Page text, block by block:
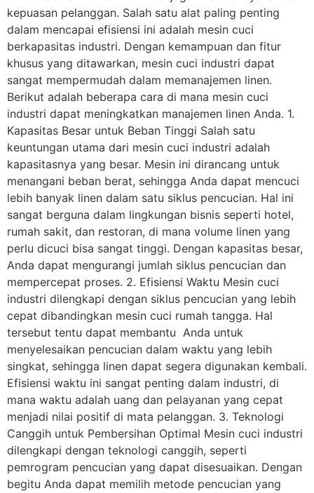
kepuasan pelanggan. Salah satu alat paling penting
dalam mencapai efisiensi ini adalah mesin cuci
berkapasitas industri. Dengan kemampuan dan fitur
khusus yang ditawarkan, mesin cuci industri dapat
sangat mempermudah dalam memanajemen linen.
Berikut adalah beberapa cara di mana mesin cuci
industri dapat meningkatkan manajemen linen Anda. 1.
Kapasitas Besar untuk Beban Tinggi Salah satu
keuntungan utama dari mesin cuci industri adalah
kapasitasnya yang besar. Mesin ini dirancang untuk
menangani beban berat, sehingga Anda dapat mencuci
lebih banyak linen dalam satu siklus pencucian. Hal ini
sangat berguna dalam lingkungan bisnis seperti hotel,
rumah sakit, dan restoran, di mana volume linen yang
perlu dicuci bisa sangat tinggi. Dengan kapasitas besar,
Anda dapat mengurangi jumlah siklus pencucian dan
mempercepat proses. 2. Efisiensi Waktu Mesin cuci
industri dilengkapi dengan siklus pencucian yang lebih
cepat dibandingkan mesin cuci rumah tangga. Hal
tersebut tentu dapat membantu Anda untuk
menyelesaikan pencucian dalam waktu yang lebih
singkat, sehingga linen dapat segera digunakan kembali.
Efisiensi waktu ini sangat penting dalam industri, di
mana waktu adalah uang dan pelayanan yang cepat
menjadi nilai positif di mata pelanggan. 3. Teknologi
Canggih untuk Pembersihan Optimal Mesin cuci industri
dilengkapi dengan teknologi canggih, seperti
pemrogram pencucian yang dapat disesuaikan. Dengan
begitu Anda dapat memilih metode pencucian yang